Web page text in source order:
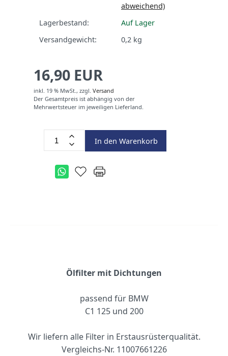
abweichend)
Lagerbestand:
Auf Lager
Versandgewicht:
0,2 kg
16,90 EUR
inkl. 19 % MwSt., zzgl. Versand
Der Gesamtpreis ist abhängig von der
Mehrwertsteuer im jeweiligen Lieferland.
In den Warenkorb
Ölfilter mit Dichtungen
passend für BMW
C1 125 und 200
Wir liefern alle Filter in Erstausrüsterqualität.
Vergleichs-Nr. 11007661226